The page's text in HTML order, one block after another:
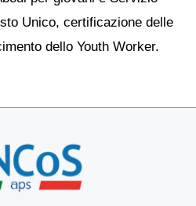
Unico, certificazione delle
dello Youth Worker.